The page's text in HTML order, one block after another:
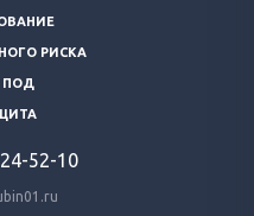
РИСКА
ПОД
52-10